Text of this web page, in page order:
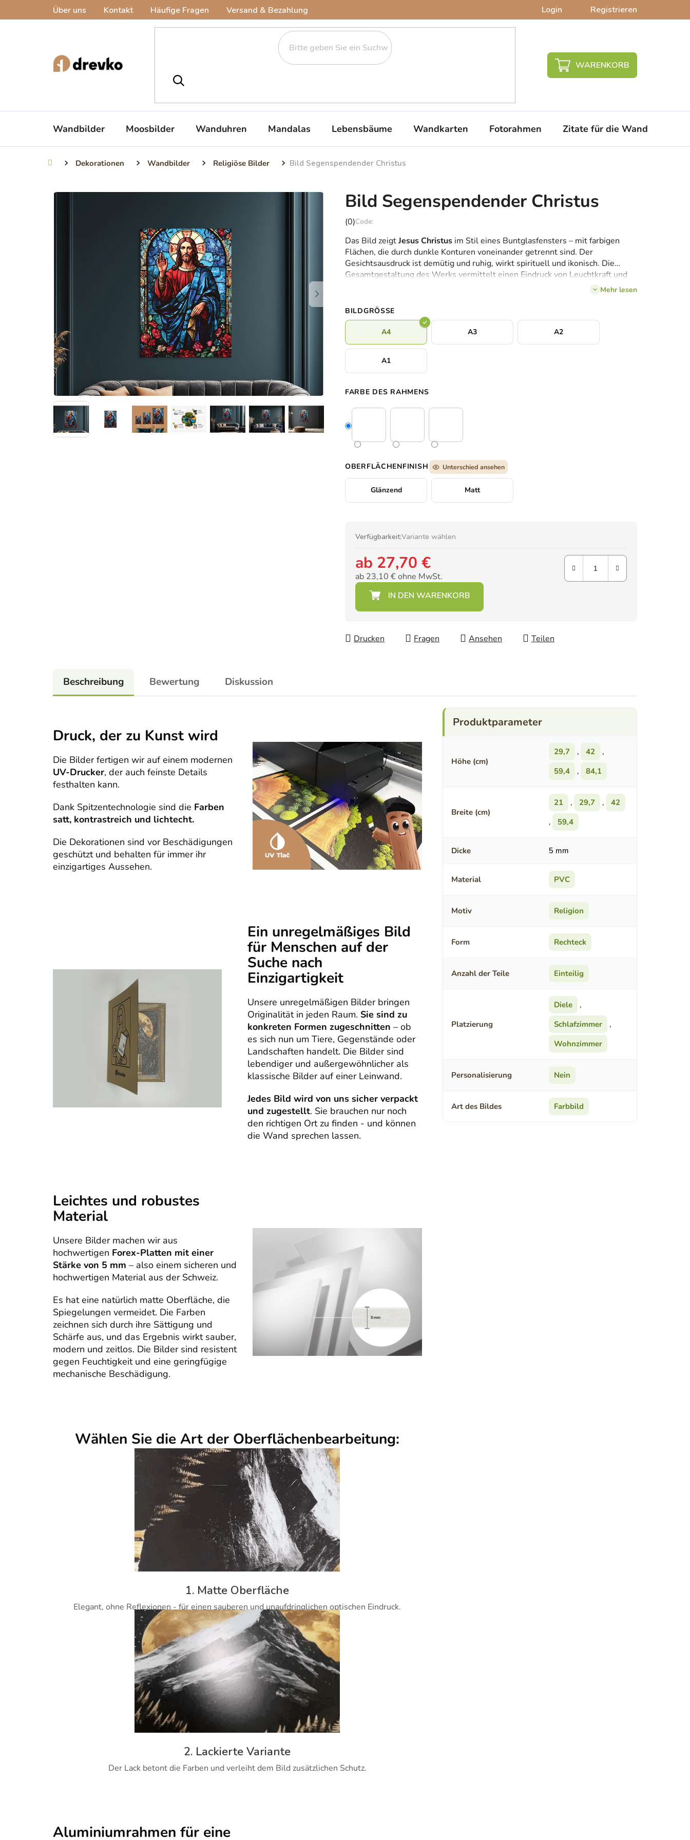
Über uns Kontakt Häufige Fragen Versand & Bezahlung Login Registrieren
WARENKORB
Wandbilder Moosbilder Wanduhren Mandalas Lebensbäume Wandkarten Fotorahmen Zitate für die Wand
StartseiteDekorationen Wandbilder Religiöse Bilder Bild Segenspendender Christus
Bild Segenspendender Christus
Die
Produktbewertung
ist
0,0
von
(0)
Das Bild zeigtJesus Christus im Stil eines Buntglasfensters – mit farbigen
Flächen, die durch dunkle Konturen voneinander getrennt sind. Der
Gesichtsausdruck ist demütig und ruhig, wirkt spirituell und ikonisch. Die
Gesamtgestaltung des Werks vermittelt einen Eindruck von Leuchtkraft und
Heiligkeit, als würde Licht durch eine gläserne Kirchenszene scheinen.Mehr lesen
BILDGRÖSSE
A4 A3 A2
A1
FARBE DES RAHMENS
OBERFLÄCHENFINISH Unterschied ansehen
Glänzend Matt
Verfügbarkeit:Variante wählen
ab 27,70 €
ab 23,10 €ohne MwSt.
Verkaufspreis:
Drucken Fragen Ansehen Teilen
Beschreibung Bewertung Diskussion
Druck, der zu Kunst wird
Die Bilder fertigen wir auf einem modernen
UV-Drucker, der auch feinste Details
festhalten kann.
Dank Spitzentechnologie sind die Farben
satt, kontrastreich und lichtecht.
Die Dekorationen sind vor Beschädigungen
geschützt und behalten für immer ihr
einzigartiges Aussehen.
Ein unregelmäßiges Bild
für Menschen auf der
Suche nach
Einzigartigkeit
Unsere unregelmäßigen Bilder bringen
Originalität in jeden Raum. Sie sind zu
konkreten Formen zugeschnitten – ob
es sich nun um Tiere, Gegenstände oder
Landschaften handelt. Die Bilder sind
lebendiger und außergewöhnlicher als
klassische Bilder auf einer Leinwand.
Jedes Bild wird von uns sicher verpackt
und zugestellt. Sie brauchen nur noch
den richtigen Ort zu finden - und können
die Wand sprechen lassen.
Leichtes und robustes
Material
Unsere Bilder machen wir aus
hochwertigen Forex-Platten mit einer
Stärke von 5 mm – also einem sicheren und
hochwertigen Material aus der Schweiz.
Es hat eine natürlich matte Oberfläche, die
Spiegelungen vermeidet. Die Farben
zeichnen sich durch ihre Sättigung und
Schärfe aus, und das Ergebnis wirkt sauber,
modern und zeitlos. Die Bilder sind resistent
gegen Feuchtigkeit und eine geringfügige
mechanische Beschädigung.
Wählen Sie die Art der Oberflächenbearbeitung:
1. Matte Oberfläche
Elegant, ohne Reflexionen - für einen sauberen und unaufdringlichen optischen Eindruck.
2. Lackierte Variante
Der Lack betont die Farben und verleiht dem Bild zusätzlichen Schutz.
Aluminiumrahmen für eine
Höhe (cm)
29,7 , 42
,
59,4
, 84,1
Breite (cm)
21 , 29,7 ,
42
,
59,4
Dicke 5 mm
Material PVC
Motiv Religion
Form Rechteck
Anzahl der Teile Einteilig
Platzierung
Diele
,
Schlafzimmer
,
Wohnzimmer
Personalisierung Nein
Art des Bildes Farbbild